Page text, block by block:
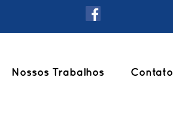
Nossos Trabalhos Contato